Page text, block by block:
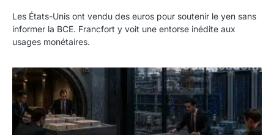
Les États-Unis ont vendu des euros pour soutenir le yen sans
informer la BCE. Francfort y voit une entorse inédite aux
usages monétaires.
Jane Street négocie le transfert de 11 milliards de